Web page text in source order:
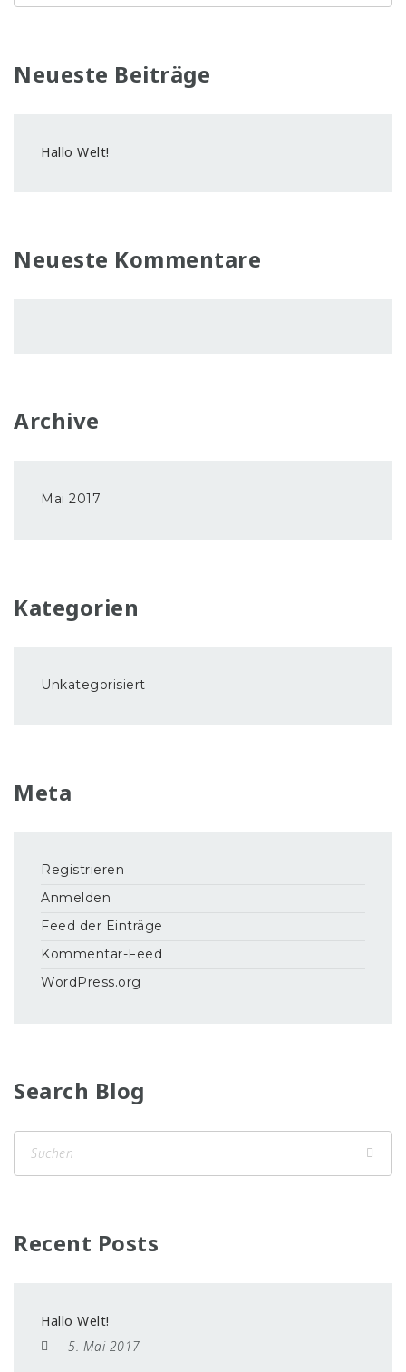
Neueste Beiträge
Hallo Welt!
Neueste Kommentare
Archive
Mai 2017
Kategorien
Unkategorisiert
Meta
Registrieren
Anmelden
Feed der Einträge
Kommentar-Feed
WordPress.org
Search Blog
Recent Posts
Hallo Welt!
5. Mai 2017